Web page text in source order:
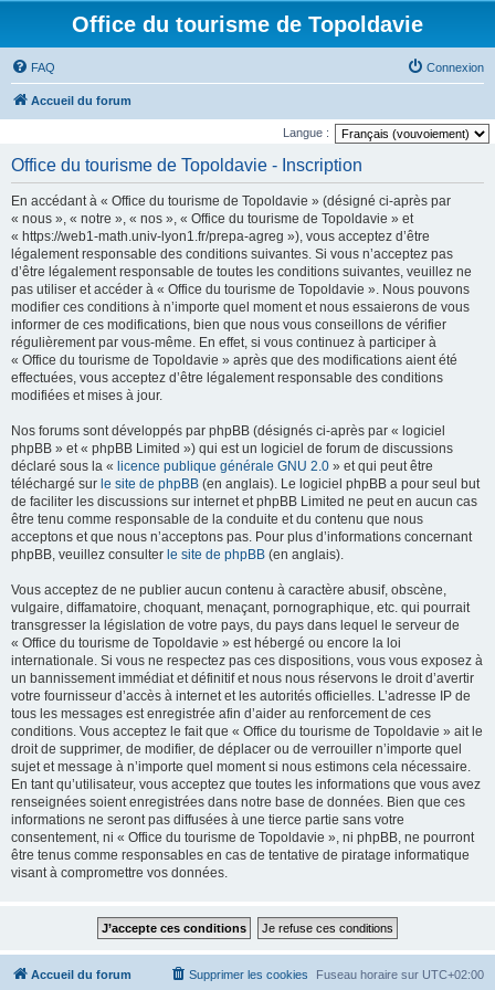
Office du tourisme de Topoldavie
FAQ Connexion
Accueil du forum
Langue :
Office du tourisme de Topoldavie - Inscription
En accédant à « Office du tourisme de Topoldavie » (désigné ci-après par
« nous », « notre », « nos », « Office du tourisme de Topoldavie » et
« https://web1-math.univ-lyon1.fr/prepa-agreg »), vous acceptez d’être
légalement responsable des conditions suivantes. Si vous n’acceptez pas
d’être légalement responsable de toutes les conditions suivantes, veuillez ne
pas utiliser et accéder à « Office du tourisme de Topoldavie ». Nous pouvons
modifier ces conditions à n’importe quel moment et nous essaierons de vous
informer de ces modifications, bien que nous vous conseillons de vérifier
régulièrement par vous-même. En effet, si vous continuez à participer à
« Office du tourisme de Topoldavie » après que des modifications aient été
effectuées, vous acceptez d’être légalement responsable des conditions
modifiées et mises à jour.
Nos forums sont développés par phpBB (désignés ci-après par « logiciel
phpBB » et « phpBB Limited ») qui est un logiciel de forum de discussions
déclaré sous la « licence publique générale GNU 2.0 » et qui peut être
téléchargé sur le site de phpBB (en anglais). Le logiciel phpBB a pour seul but
de faciliter les discussions sur internet et phpBB Limited ne peut en aucun cas
être tenu comme responsable de la conduite et du contenu que nous
acceptons et que nous n’acceptons pas. Pour plus d’informations concernant
phpBB, veuillez consulter le site de phpBB (en anglais).
Vous acceptez de ne publier aucun contenu à caractère abusif, obscène,
vulgaire, diffamatoire, choquant, menaçant, pornographique, etc. qui pourrait
transgresser la législation de votre pays, du pays dans lequel le serveur de
« Office du tourisme de Topoldavie » est hébergé ou encore la loi
internationale. Si vous ne respectez pas ces dispositions, vous vous exposez à
un bannissement immédiat et définitif et nous nous réservons le droit d’avertir
votre fournisseur d’accès à internet et les autorités officielles. L’adresse IP de
tous les messages est enregistrée afin d’aider au renforcement de ces
conditions. Vous acceptez le fait que « Office du tourisme de Topoldavie » ait le
droit de supprimer, de modifier, de déplacer ou de verrouiller n’importe quel
sujet et message à n’importe quel moment si nous estimons cela nécessaire.
En tant qu’utilisateur, vous acceptez que toutes les informations que vous avez
renseignées soient enregistrées dans notre base de données. Bien que ces
informations ne seront pas diffusées à une tierce partie sans votre
consentement, ni « Office du tourisme de Topoldavie », ni phpBB, ne pourront
être tenus comme responsables en cas de tentative de piratage informatique
visant à compromettre vos données.
Accueil du forum Fuseau horaire sur UTC+02:00
Supprimer les cookies